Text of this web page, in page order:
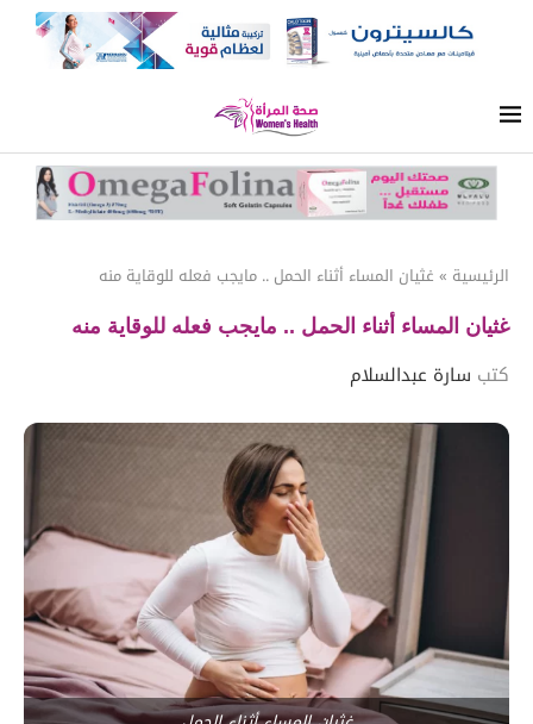
الرئيسية » غثيان المساء أثناء الحمل .. مايجب فعله للوقاية منه
غثيان المساء أثناء الحمل .. مايجب فعله للوقاية منه
كتب سارة عبدالسلام